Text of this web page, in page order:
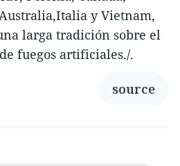
y Vietnam,
larga tradición sobre el
fuegos artificiales./.
source